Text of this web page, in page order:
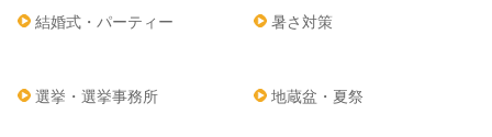
結婚式・パーティー 暑さ対策
選挙・選挙事務所 地蔵盆・夏祭